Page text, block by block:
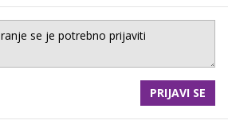
PRIJAVI SE